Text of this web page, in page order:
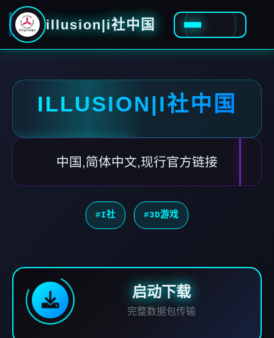
illusion|i社中国
ILLUSION|I社中国
中国,简体中文,现行官方链接
#I社 #3D游戏
启动下载
完整数据包传输